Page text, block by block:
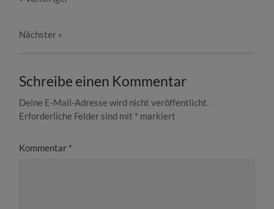
Nächster »
Schreibe einen Kommentar
Deine E-Mail-Adresse wird nicht veröffentlicht.
Erforderliche Felder sind mit * markiert
Kommentar *